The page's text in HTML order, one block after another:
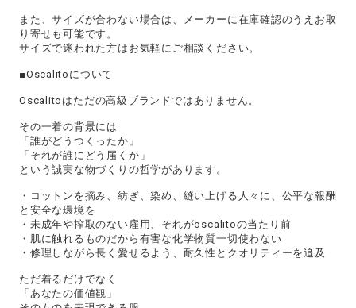
また、サイズが合わない場合は、メーカーに在庫確認のうえお取
り寄せも可能です。
サイズで迷われた方はお気軽にご相談ください。
■Oscalitoについて
Oscalitoはただの高級ブランドではありません。
その一着の背景には
「誰がどうつくったか」
「それが誰にどう届くか」
という誠実な物づくりの哲学があります。
・コットンを摘み、紡ぎ、染め、縫い上げる人々に、公平な報酬
と安全な環境を
・未成年や搾取のない雇用、それがoscalitoの当たり前
・肌に触れるものだから有害な化学物質一切使わない
・修理しながら長く愛せるよう、耐久性とクオリティーを追及
ただ着るだけでなく
「あなたの価値観」